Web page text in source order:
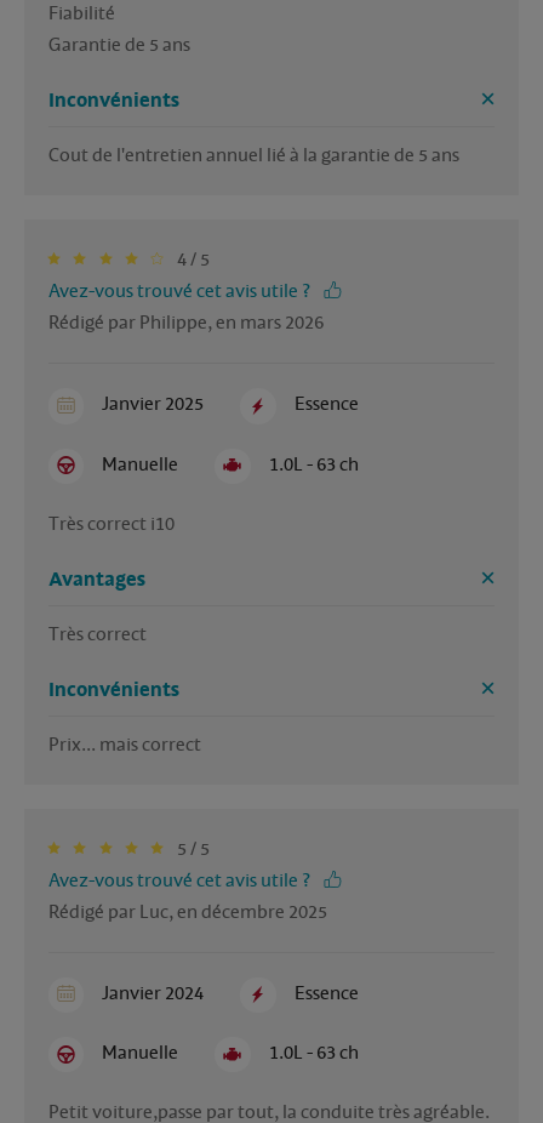
Fiabilité
Garantie de 5 ans
Inconvénients
Cout de l'entretien annuel lié à la garantie de 5 ans
4 / 5
Avez-vous trouvé cet avis utile ?
Rédigé par Philippe, en mars 2026
Janvier 2025 Essence
Manuelle 1.0L - 63 ch
Très correct i10
Avantages
Très correct
Inconvénients
Prix... mais correct
5 / 5
Avez-vous trouvé cet avis utile ?
Rédigé par Luc, en décembre 2025
Janvier 2024 Essence
Manuelle 1.0L - 63 ch
Petit voiture,passe par tout, la conduite très agréable.